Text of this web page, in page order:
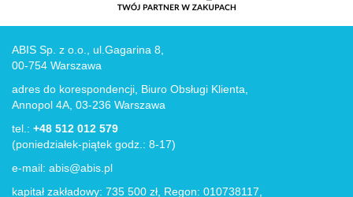
ABIS Sp. z o.o., ul.Gagarina 8,
00-754 Warszawa
adres do korespondencji, Biuro Obsługi Klienta,
Annopol 4A, 03-236 Warszawa
tel.: +48 512 012 579
(poniedziałek-piątek godz.: 8-17)
e-mail: abis@abis.pl
kapitał zakładowy: 735 500 zł, Regon: 010738117,